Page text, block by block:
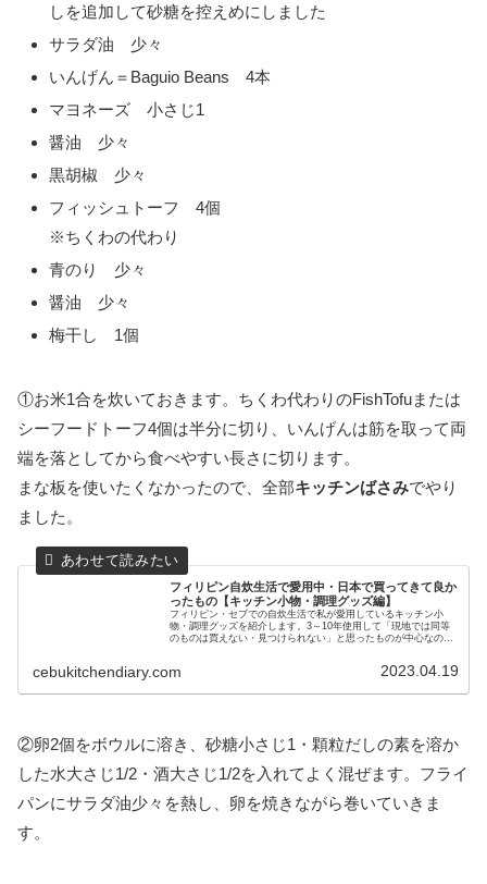
しを追加して砂糖を控えめにしました
サラダ油 少々
いんげん＝Baguio Beans 4本
マヨネーズ 小さじ1
醤油 少々
黒胡椒 少々
フィッシュトーフ 4個
※ちくわの代わり
青のり 少々
醤油 少々
梅干し 1個
①お米1合を炊いておきます。ちくわ代わりのFishTofuまたは
シーフードトーフ4個は半分に切り、いんげんは筋を取って両
端を落としてから食べやすい長さに切ります。
まな板を使いたくなかったので、全部キッチンばさみでやり
ました。
フィリピン自炊生活で愛用中・日本で買ってきて良か
ったもの【キッチン小物・調理グッズ編】
フィリピン・セブでの自炊生活で私が愛用しているキッチン小
物・調理グッズを紹介します。3～10年使用して「現地では同等
のものは買えない・見つけられない」と思ったものが中心なの
cebukitchendiary.com 2023.04.19
②卵2個をボウルに溶き、砂糖小さじ1・顆粒だしの素を溶か
した水大さじ1/2・酒大さじ1/2を入れてよく混ぜます。フライ
パンにサラダ油少々を熱し、卵を焼きながら巻いていきま
す。